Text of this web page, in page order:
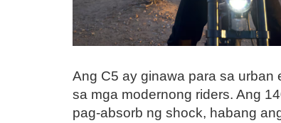
Ang C5 ay ginawa para sa
sa mga modernong riders. Ang
pag-absorb ng shock, habang